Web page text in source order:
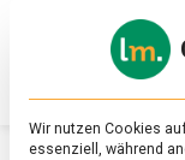
Wir nutzen Cookies
essenziell, während